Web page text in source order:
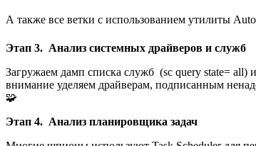
А также все ветки с использованием утилиты
Этап 3. Анализ системных драйверов и служб
Загружаем дамп списка служб (sc query state=
внимание уделяем драйверам, подписанным
🧩
Этап 4. Анализ планировщика задач